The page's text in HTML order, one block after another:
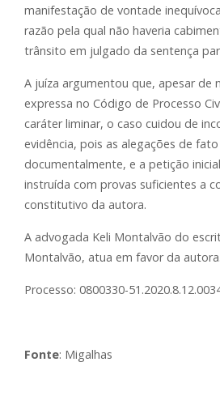
manifestação de vontade
razão pela qual não haveria
trânsito em julgado da sentença
A juíza argumentou que, apesar de
expressa no Código de Processo
caráter liminar, o caso cuidou de
evidência, pois as alegações de
documentalmente, e a petição
instruída com provas suficientes a
constitutivo da autora.
A advogada Keli Montalvão do
Montalvão, atua em favor da autora.
Processo: 0800330-
Fonte: Migalhas